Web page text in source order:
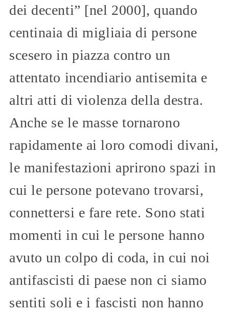
dei decenti” [nel 2000], quando
centinaia di migliaia di persone
scesero in piazza contro un
attentato incendiario antisemita e
altri atti di violenza della destra.
Anche se le masse tornarono
rapidamente ai loro comodi divani,
le manifestazioni aprirono spazi in
cui le persone potevano trovarsi,
connettersi e fare rete. Sono stati
momenti in cui le persone hanno
avuto un colpo di coda, in cui noi
antifascisti di paese non ci siamo
sentiti soli e i fascisti non hanno